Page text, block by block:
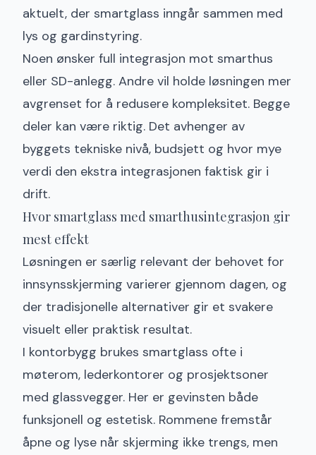
aktuelt, der smartglass inngår sammen med
lys og gardinstyring.
Noen ønsker full integrasjon mot smarthus
eller SD-anlegg. Andre vil holde løsningen mer
avgrenset for å redusere kompleksitet. Begge
deler kan være riktig. Det avhenger av
byggets tekniske nivå, budsjett og hvor mye
verdi den ekstra integrasjonen faktisk gir i
drift.
Hvor smartglass med smarthusintegrasjon gir
mest effekt
Løsningen er særlig relevant der behovet for
innsynsskjerming varierer gjennom dagen, og
der tradisjonelle alternativer gir et svakere
visuelt eller praktisk resultat.
I kontorbygg brukes smartglass ofte i
møterom, lederkontorer og prosjektsoner
med glassvegger. Her er gevinsten både
funksjonell og estetisk. Rommene fremstår
åpne og lyse når skjerming ikke trengs, men